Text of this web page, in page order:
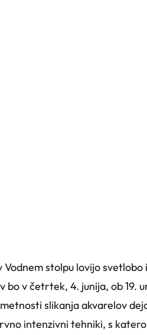
stolpu lovijo
v četrtek, 4. junija, ob 19.
slikanja akvarelov
intenzivni tehniki, s